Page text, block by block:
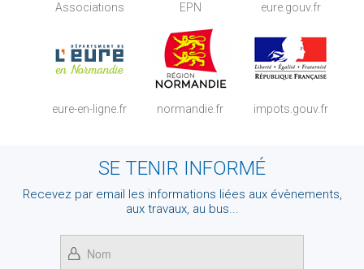
Associations EPN eure.gouv.fr
eure-en-ligne.fr normandie.fr impots.gouv.fr
SE TENIR INFORMÉ
Recevez par email les informations liées aux évènements,
aux travaux, au bus...